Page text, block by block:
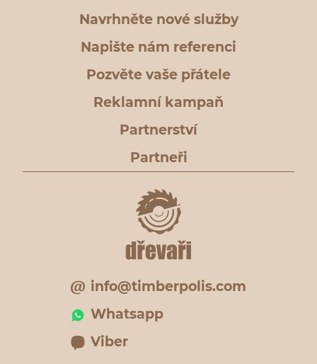
Navrhněte nové služby
Napište nám referenci
Pozvěte vaše přátele
Reklamní kampaň
Partnerství
Partneři
info@timberpolis.com
Whatsapp
Viber